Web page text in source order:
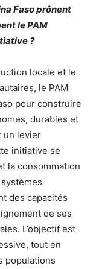
Faso prônent
le PAM
?
locale et le
le PAM
pour construire
durables et
un levier
initiative se
la consommation
des capacités
de ses
L’objectif est
tout en
populations